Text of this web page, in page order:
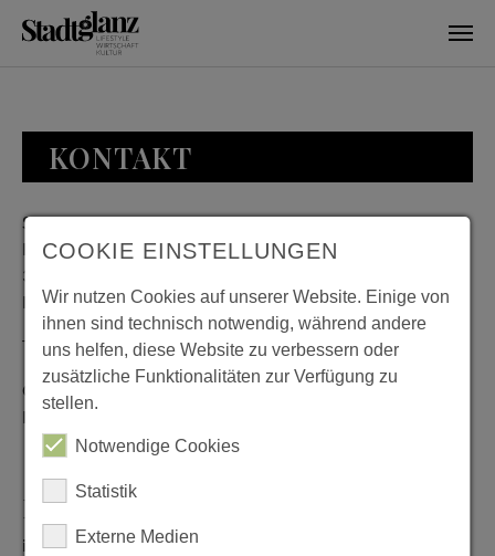
KONTAKT
Stadtglanz / mediaworld GmbH
Bankplatz 8
38100 Braunschweig
Deutschland
Telefon: 0531 482010-20
Geschäftszeiten: Montag bis Donnerstag 08:00 bis 18:00;
Freitag 08:00 bis 15:00
Redaktionelle Anfragen
info@stadtglanz.de
COOKIE EINSTELLUNGEN
Wir nutzen Cookies auf unserer Website. Einige von
ihnen sind technisch notwendig, während andere
uns helfen, diese Website zu verbessern oder
zusätzliche Funktionalitäten zur Verfügung zu
stellen.
Notwendige Cookies
Statistik
Externe Medien